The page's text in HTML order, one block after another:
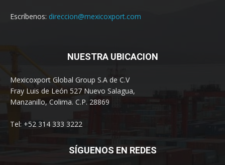
Escríbenos: direccion@mexicoxport.com
NUESTRA UBICACION
Mexicoxport Global Group S.A de C.V
Fray Luis de León 527 Nuevo Salagua,
Manzanillo, Colima. C.P. 28869
Tel: +52 314 333 3222
SÍGUENOS EN REDES